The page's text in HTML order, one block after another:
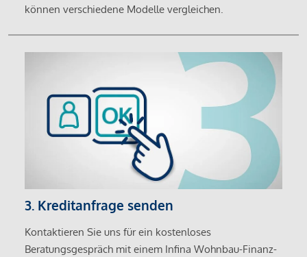
können verschiedene Modelle vergleichen.
3. Kreditanfrage senden
Kontaktieren Sie uns für ein kostenloses
Beratungsgespräch mit einem Infina Wohnbau-Finanz-